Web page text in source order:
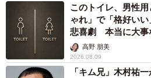
『ここにかけても解決しなかっ
で、口座番号を聞いてくださいね
【代行業者に電話】
電話すると『うちが平成26年か
このトイレ、男性
ゃれ」で「格好い
悲喜劇 本当に大事
く…高野 朋美
2026.08.09
「キム兄」木村祐